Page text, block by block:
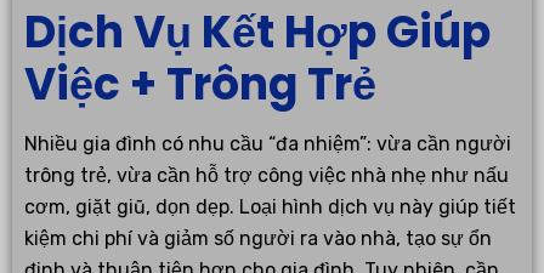
Dịch Vụ Kết Hợp Giúp
Việc + Trông Trẻ
Nhiều gia đình có nhu cầu “đa nhiệm”: vừa cần người
trông trẻ, vừa cần hỗ trợ công việc nhà nhẹ như nấu
cơm, giặt giũ, dọn dẹp. Loại hình dịch vụ này giúp tiết
kiệm chi phí và giảm số người ra vào nhà, tạo sự ổn